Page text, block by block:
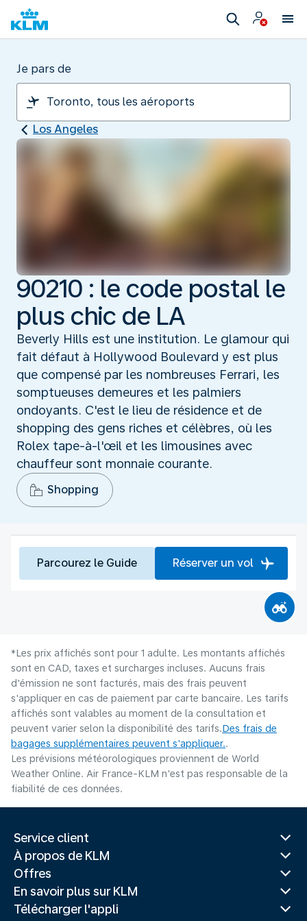
Je pars de
Los Angeles
90210 : le code postal le
plus chic de LA
Beverly Hills est une institution. Le glamour qui
fait défaut à Hollywood Boulevard y est plus
que compensé par les nombreuses Ferrari, les
somptueuses demeures et les palmiers
ondoyants. C'est le lieu de résidence et de
shopping des gens riches et célèbres, où les
Rolex tape-à-l'œil et les limousines avec
chauffeur sont monnaie courante.
Shopping
Parcourez le Guide Réserver un vol
*Les prix affichés sont pour 1 adulte. Les montants affichés
sont en CAD, taxes et surcharges incluses. Aucuns frais
d'émission ne sont facturés, mais des frais peuvent
s'appliquer en cas de paiement par carte bancaire. Les tarifs
affichés sont valables au moment de la consultation et
peuvent varier selon la disponibilité des tarifs.Des frais de
bagages supplémentaires peuvent s'appliquer..
Les prévisions météorologiques proviennent de World
Weather Online. Air France-KLM n'est pas responsable de la
fiabilité de ces données.
Service client
À propos de KLM
Offres
En savoir plus sur KLM
Télécharger l'appli